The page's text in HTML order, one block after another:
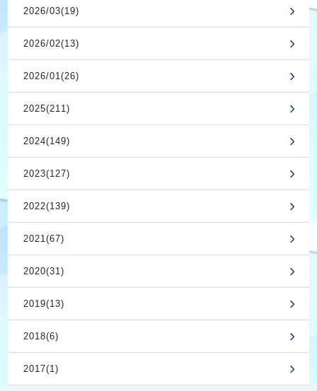
2026/03(19)
2026/02(13)
2026/01(26)
2025(211)
2024(149)
2023(127)
2022(139)
2021(67)
2020(31)
2019(13)
2018(6)
2017(1)